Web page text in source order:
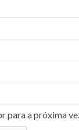
para a próxima